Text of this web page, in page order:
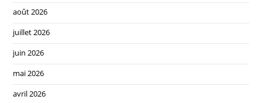
août 2026
juillet 2026
juin 2026
mai 2026
avril 2026